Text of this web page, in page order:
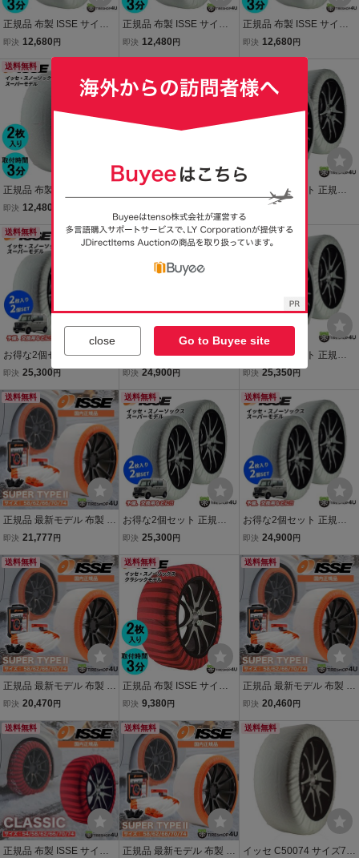
正規品 布製 ISSE サイズ7
0 イッセ スノーソックス
ェーン 簡単取り付け ジャ
ッキアップ不要
即決 12,680 円
正規品 布製 ISSE サイズ5
4 イッセ スノーソックス
ッキアップ不要
即決 12,480 円
正規品 布製 ISSE サイズ6
6 イッセ スノーソックス
ェーン 簡単取り付け ジャ
ッキアップ不要
即決 12,680 円
送料無料
正規品 布製 ISSE サイズ5
8 イッセ スノーソックス
スーパー 非金属 タイヤチ
ェーン 簡単取り付け ジャ
ッキアップ不要
即決 12,480
正規品 布製 ISSE サイズ6
スーパー 非金属 タイヤチ
ェーン 簡単取り付け ジャ
ッキアップ不要
お得な2個セット 正規品
布製 ISSE サイズ74 スー
パー 予備 スペアに イッセ
スノーソックス 非金属 タ
イヤチェーン ジャッキア
27,500
送料無料
お得な2個セット 正規品
布製 ISSE サイズ70 スー
スノーソックス 非金属 タ
イヤチェーン ジャッキア
ップ不要
即決 25,300円
送料無料
お得な2個セット 正規品
布製 ISSE サイズ54 スー
スノーソックス 非金属 タ
イヤチェーン ジャッキア
ップ不要
即決 24,900円
送料無料
お得な2個セット 正規品
布製 ISSE サイズ62 スー
スノーソックス 非金属 タ
イヤチェーン ジャッキア
ップ不要
即決 25,350 円
送料無料
正規品 最新モデル 布製 IS
SE サイズ74 イッセ スノ
プ2 非金属 タイヤチェー
ン ジャッキアップ不要
即決 21,777 円
送料無料
お得な2個セット 正規品
布製 ISSE サイズ66 スー
スノーソックス 非金属 タ
イヤチェーン ジャッキア
ップ不要
即決 25,300 円
送料無料
お得な2個セット 正規品
布製 ISSE サイズ58 スー
スノーソックス 非金属 タ
イヤチェーン ジャッキア
ップ不要
即決 24,900 円
送料無料
正規品 最新モデル 布製 IS
SE サイズ70 イッセ スノ
プ2 非金属 タイヤチェー
ン ジャッキアップ不要
即決 20,470 円
送料無料
正規品 布製 ISSE サイズ7
0 イッセ スノーソックス
チェーン 簡単取り付け ジ
ャッキアップ不要
即決 9,380 円
送料無料
正規品 最新モデル 布製 IS
SE サイズ62 イッセ スノ
プ2 非金属 タイヤチェー
ン ジャッキアップ不要
即決 20,460 円
送料無料
正規品 布製 ISSE サイズ6
送料無料
正規品 最新モデル 布製 IS
送料無料
イッセ C50074 サイズ74
close Go to Buyee site